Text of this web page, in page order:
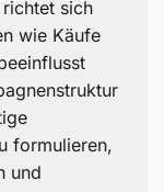
sich
wie Käufe
formulieren,
und